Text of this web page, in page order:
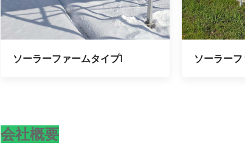
ソーラーファームタイプ1 ソーラー
会社概要